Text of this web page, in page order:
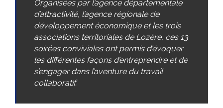
Organisées par l’agence départementale
d’attractivité, l’agence régionale de
développement économique et les trois
associations territoriales de Lozère, ces 13
soirées conviviales ont permis d’évoquer
les différentes façons d’entreprendre et de
s’engager dans l’aventure du travail
collaboratif.